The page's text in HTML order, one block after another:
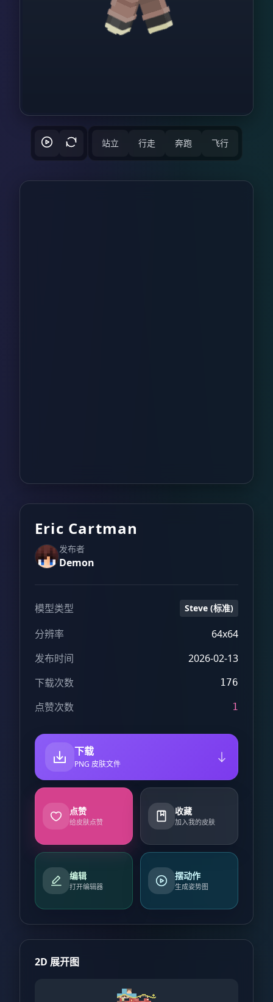
站立 行走 奔跑 飞行
Eric Cartman
发布者
Demon
模型类型 Steve (标准)
分辨率
64x64
发布时间
2026-02-13
下载次数
176
点赞次数 1
下载
PNG 皮肤文件
点赞
给皮肤点赞
收藏
加入我的皮肤
编辑
打开编辑器
摆动作
生成姿势图
2D 展开图